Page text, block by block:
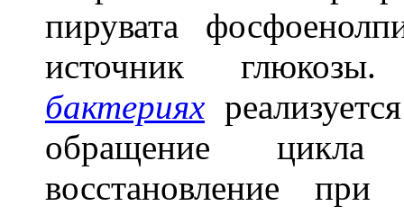
пирувата
источник
бактериях
обращение цикла
восстановление